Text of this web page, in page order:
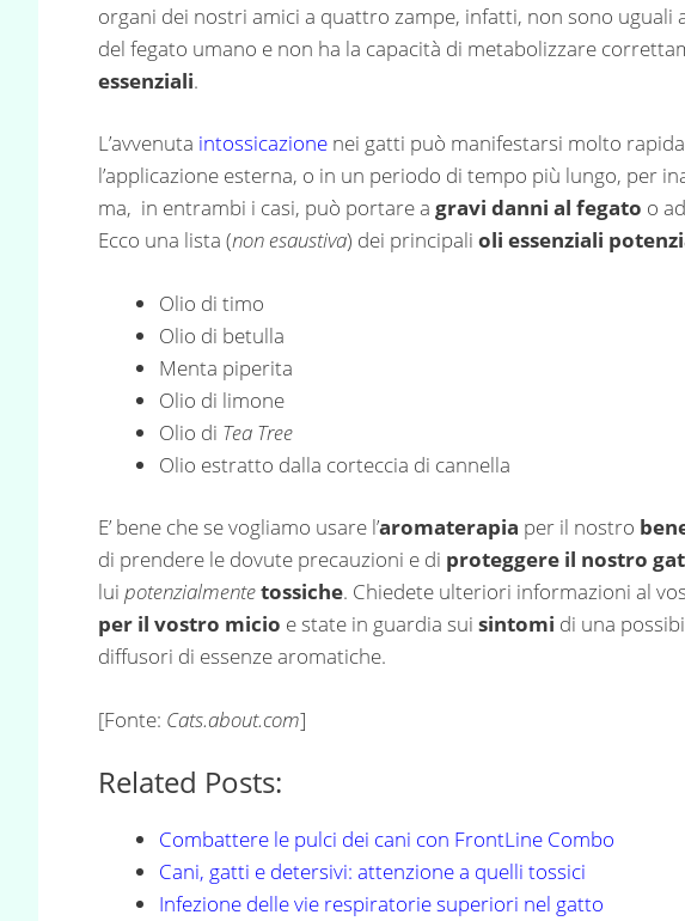
organi dei nostri amici a quattro zampe, infatti, non sono uguali
del fegato umano e non ha la capacità di metabolizzare
essenziali.
L’avvenuta intossicazione nei gatti può manifestarsi molto
l’applicazione esterna, o in un periodo di tempo più lungo, per
ma, in entrambi i casi, può portare a gravi danni al fegato o
Ecco una lista (non esaustiva) dei principali oli essenziali
Olio di timo
Olio di betulla
Menta piperita
Olio di limone
Olio di Tea Tree
Olio estratto dalla corteccia di cannella
E’ bene che se vogliamo usare l’aromaterapia per il nostro
di prendere le dovute precauzioni e di proteggere il nostro
lui potenzialmentetossiche. Chiedete ulteriori informazioni al
per il vostro micio e state in guardia sui sintomi di una
diffusori di essenze aromatiche.
[Fonte: Cats.about.com]
Related Posts:
Combattere le pulci dei cani con FrontLine Combo
Cani, gatti e detersivi: attenzione a quelli tossici
Infezione delle vie respiratorie superiori nel gatto